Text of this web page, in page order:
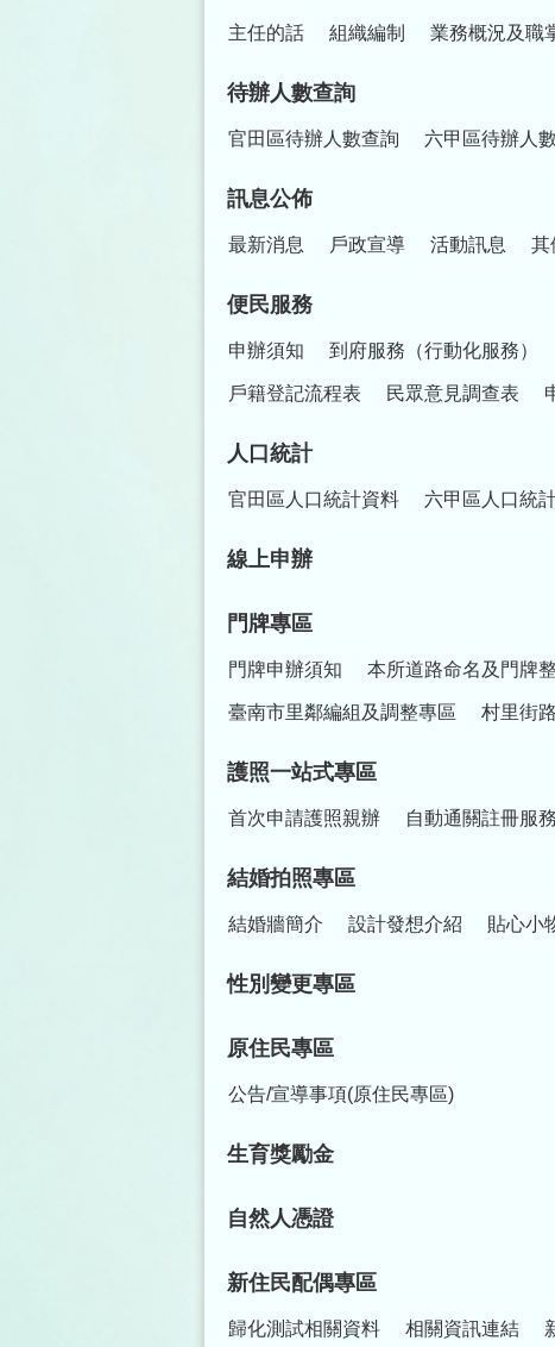
主任的話 組織編制 業務概況及職
待辦人數查詢
官田區待辦人數查詢 六甲區待辦人
訊息公佈
最新消息 戶政宣導 活動訊息 其
便民服務
申辦須知 到府服務（行動化服務）
戶籍登記流程表 民眾意見調查表
人口統計
官田區人口統計資料 六甲區人口統
線上申辦
門牌專區
門牌申辦須知 本所道路命名及門牌
臺南市里鄰編組及調整專區 村里街
護照一站式專區
首次申請護照親辦 自動通關註冊服務
結婚拍照專區
結婚牆簡介 設計發想介紹 貼心小
性別變更專區
原住民專區
公告/宣導事項(原住民專區)
生育獎勵金
自然人憑證
新住民配偶專區
歸化測試相關資料 相關資訊連結